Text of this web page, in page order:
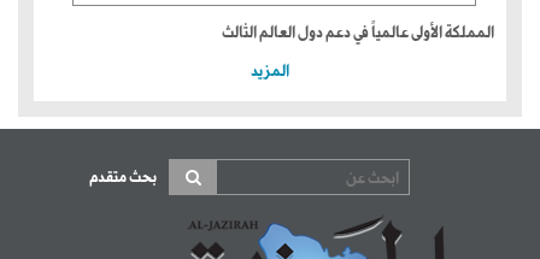
المملكة الأولى عالمياً في دعم دول العالم الثالث
المزيد
بحث متقدم